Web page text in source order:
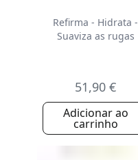
Refirma - Hidrata -
Suaviza as rugas
51,90 €
Adicionar ao
carrinho